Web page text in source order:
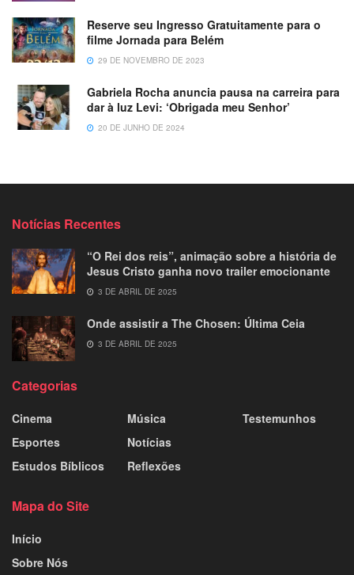
Reserve seu Ingresso Gratuitamente para o
filme Jornada para Belém
29 DE NOVEMBRO DE 2023
Gabriela Rocha anuncia pausa na carreira para
dar à luz Levi: ‘Obrigada meu Senhor’
20 DE JUNHO DE 2024
Notícias Recentes
“O Rei dos reis”, animação sobre a história de
Jesus Cristo ganha novo trailer emocionante
3 DE ABRIL DE 2025
Onde assistir a The Chosen: Última Ceia
3 DE ABRIL DE 2025
Categorias
Cinema
Esportes
Estudos Bíblicos
Música
Notícias
Reflexões
Testemunhos
Mapa do Site
Início
Sobre Nós